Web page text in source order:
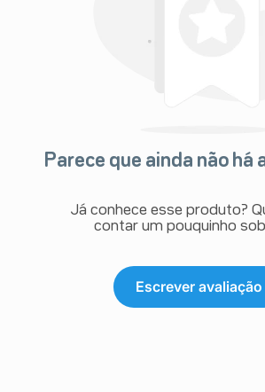
Parece que ainda não há
Já conhece esse produto?
contar um pouquinho
Escrever avaliação